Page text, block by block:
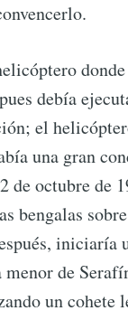
debía
el
una gran
de octubre de
bengalas
iniciaría
de
un cohete